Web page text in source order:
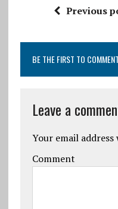
Previous
BE THE FIRST TO COMMENT
Leave a
Your email
Comment